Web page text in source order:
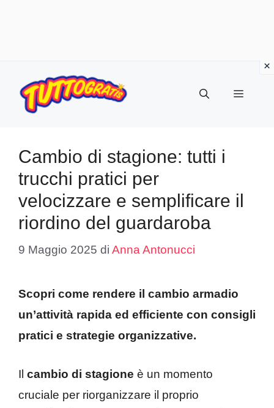
contenuto
Menu
Cambio di stagione: tutti i
trucchi pratici per
velocizzare e semplificare il
riordino del guardaroba
9 Maggio 2025 di Anna Antonucci
Scopri come rendere il cambio armadio
un’attività rapida ed efficiente con consigli
pratici e strategie organizzative.
Il cambio di stagione è un momento
cruciale per riorganizzare il proprio